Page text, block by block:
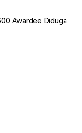
Awardee Diduga